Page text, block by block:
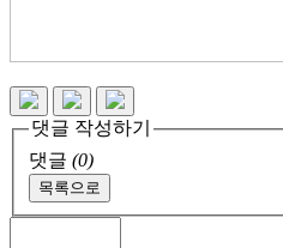
댓글 작성하기
댓글 (0)
목록으로